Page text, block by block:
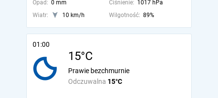
Opad: 0 mm Ciśnienie: 1017 hPa
Wiatr:
10 km/h Wilgotność: 89%
01:00
15°C
Odczuwalna 15°C
Prawie bezchmurnie